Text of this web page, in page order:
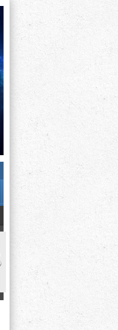
19 May 2024
Análisis de
Liga
23/24: